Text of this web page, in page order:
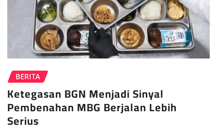
BERITA
Ketegasan BGN Menjadi Sinyal
Pembenahan MBG Berjalan Lebih
Serius